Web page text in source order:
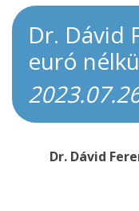
Dr. Dávid
euró
Dr. Dávid